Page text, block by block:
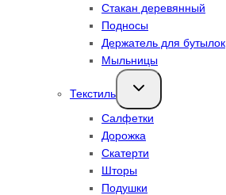
Стакан деревянный
Подносы
Держатель для бутылок
Мыльницы
Текстиль
Переключить
дочернее
Салфетки
Дорожка
Скатерти
Шторы
Подушки